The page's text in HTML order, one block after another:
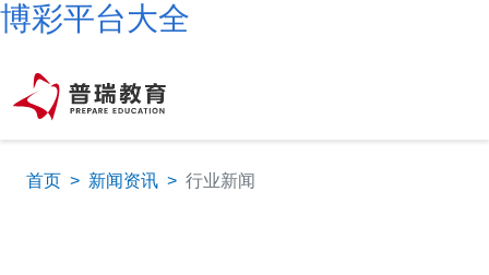
博彩平台大全
首页 > 新闻资讯 > 行业新闻